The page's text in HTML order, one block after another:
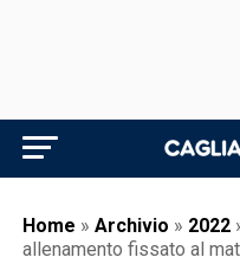
Home » Archivio » 2022
allenamento fissato al